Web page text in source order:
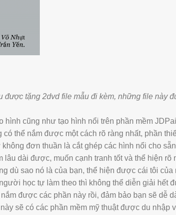
được tặng 2dvd file mẫu đi kèm, những file này
cũng như tạo hình nổi trên phần mềm
thể nắm được một cách rõ ràng nhất, phần
đơn thuần là cắt ghép các hình nổi cho
dài được, muốn cạnh tranh tốt và thể hiện rõ
dù sao nó là của bạn, thể hiện được cái tôi của
học tự làm theo thì không thể diễn giải hết
được các phần này rồi, đảm bảo bạn sẽ dễ
sẽ có các phần mềm mỹ thuật được du nhập